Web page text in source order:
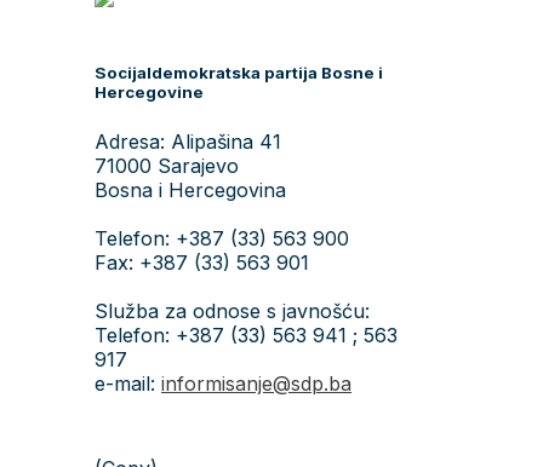
Socijaldemokratska partija Bosne i
Hercegovine
Adresa: Alipašina 41
71000 Sarajevo
Bosna i Hercegovina
Telefon: +387 (33) 563 900
Fax: +387 (33) 563 901
Služba za odnose s javnošću:
Telefon: +387 (33) 563 941 ; 563
917
e-mail: informisanje@sdp.ba